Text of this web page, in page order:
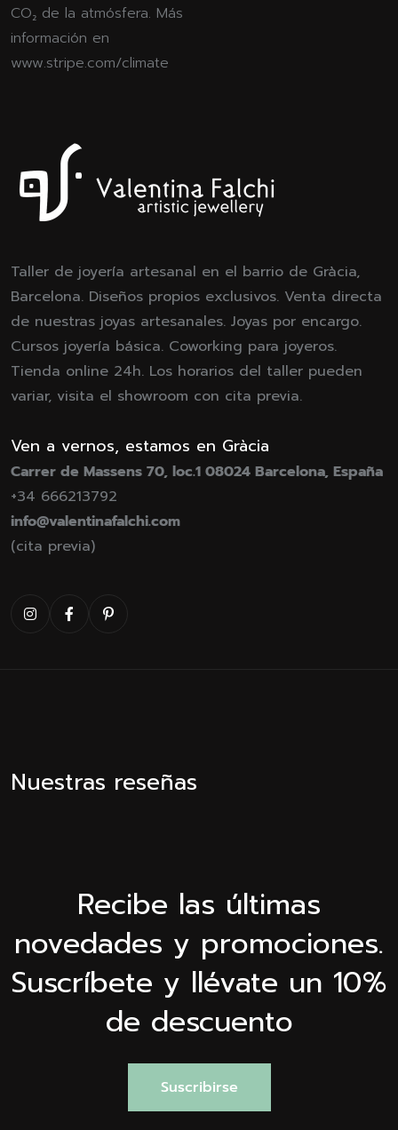
CO₂ de la atmósfera. Más
información en
www.stripe.com/climate
Taller de joyería artesanal en el barrio de Gràcia,
Barcelona. Diseños propios exclusivos. Venta directa
de nuestras joyas artesanales. Joyas por encargo.
Cursos joyería básica. Coworking para joyeros.
Tienda online 24h. Los horarios del taller pueden
variar, visita el showroom con cita previa.
Ven a vernos, estamos en Gràcia
Carrer de Massens 70, loc.1 08024 Barcelona, España
+34 666213792
info@valentinafalchi.com
(cita previa)
Nuestras reseñas
Recibe las últimas
novedades y promociones.
Suscríbete y llévate un 10%
de descuento
Suscribirse